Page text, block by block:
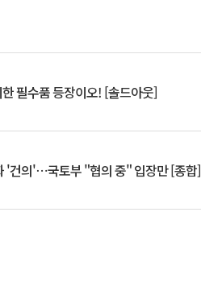
필수품 등장이오! [솔드아웃]
'건의'⋯국토부 "협의 중" 입장만 [종합]